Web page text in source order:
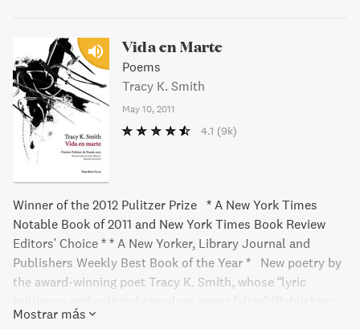
Vida en Marte
Poems
Tracy K. Smith
May 10, 2011
4.1 (9k)
Winner of the 2012 Pulitzer Prize * A New York Times
Notable Book of 2011 and New York Times Book Review
Editors' Choice * * A New Yorker, Library Journal and
Publishers Weekly Best Book of the Year * New poetry by
the award-winning poet Tracy K. Smith, whose “lyric
Weekly, starred review) You lie there kicking like a baby,
Mostrar más